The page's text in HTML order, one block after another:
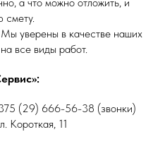
смету.
Мы уверены в качестве наших
все виды работ.
(29) 666-56-38 (звонки)
Короткая, 11